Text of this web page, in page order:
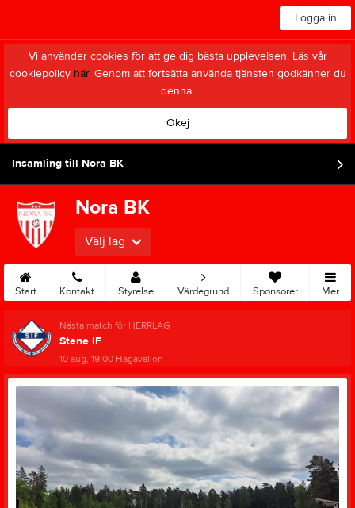
Logga in
Vi använder cookies för att ge dig bästa upplevelsen. Läs vår
cookiepolicy här. Genom att fortsätta använda tjänsten godkänner du
denna.
Okej
Insamling till Nora BK
Nora BK
Välj lag
Start Kontakt Styrelse Värdegrund Sponsorer Mer
Nästa match för HERRLAG
Stene IF
10 aug, 19:00 Hagavallen